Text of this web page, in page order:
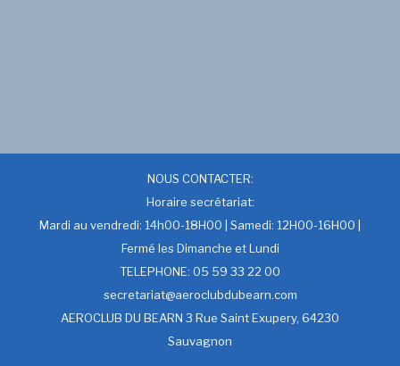
NOUS CONTACTER:
Horaire secrétariat:
Mardi au vendredi: 14h00-18H00 | Samedi: 12H00-16H00 |
Fermé les Dimanche et Lundi
TELEPHONE: 05 59 33 22 00
secretariat@aeroclubdubearn.com
AEROCLUB DU BEARN 3 Rue Saint Exupery, 64230
Sauvagnon